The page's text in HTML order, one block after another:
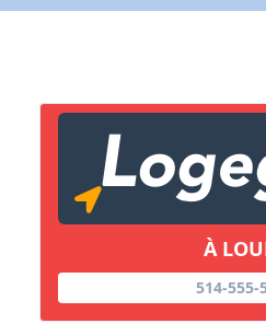
À
514-555-
Copier lien